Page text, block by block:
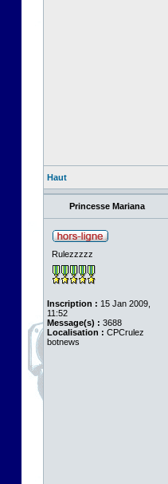
Haut
Princesse Mariana
Rulezzzzz
Inscription : 15 Jan 2009,
11:52
Message(s) : 3688
Localisation : CPCrulez
botnews